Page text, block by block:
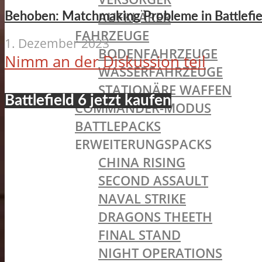
AUFKLÄRER
FAHRZEUGE
BODENFAHRZEUGE
WASSERFAHRZEUGE
STATIONÄRE WAFFEN
COMMANDER-MODUS
BATTLEPACKS
ERWEITERUNGSPACKS
CHINA RISING
SECOND ASSAULT
NAVAL STRIKE
DRAGONS THEETH
FINAL STAND
NIGHT OPERATIONS
Behoben: Matchmaking Probleme in
1. Dezember 2023
Nimm an der Diskussion teil
Battlefield 6 jetzt kaufen